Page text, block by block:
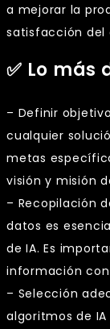
a mejorar la
satisfacción del
✅ Lo
– Definir
cualquier
metas
visión y misión
– Recopilación
datos es
de IA. Es
información
– Selección
algoritmos de